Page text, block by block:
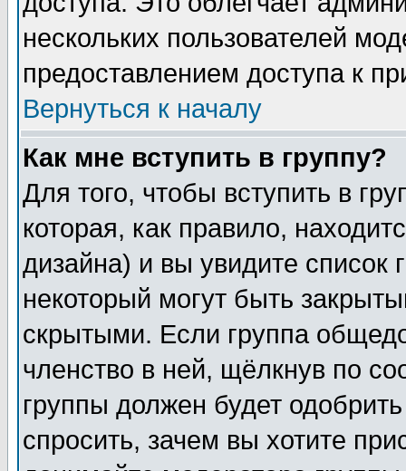
нескольких пользователей
предоставлением доступа к
Вернуться к началу
Как мне вступить в группу?
Для того, чтобы вступить в
которая, как правило,
дизайна) и вы увидите список
некоторый могут быть
скрытыми. Если группа
членство в ней, щёлкнув по
группы должен будет
спросить, зачем вы хотите